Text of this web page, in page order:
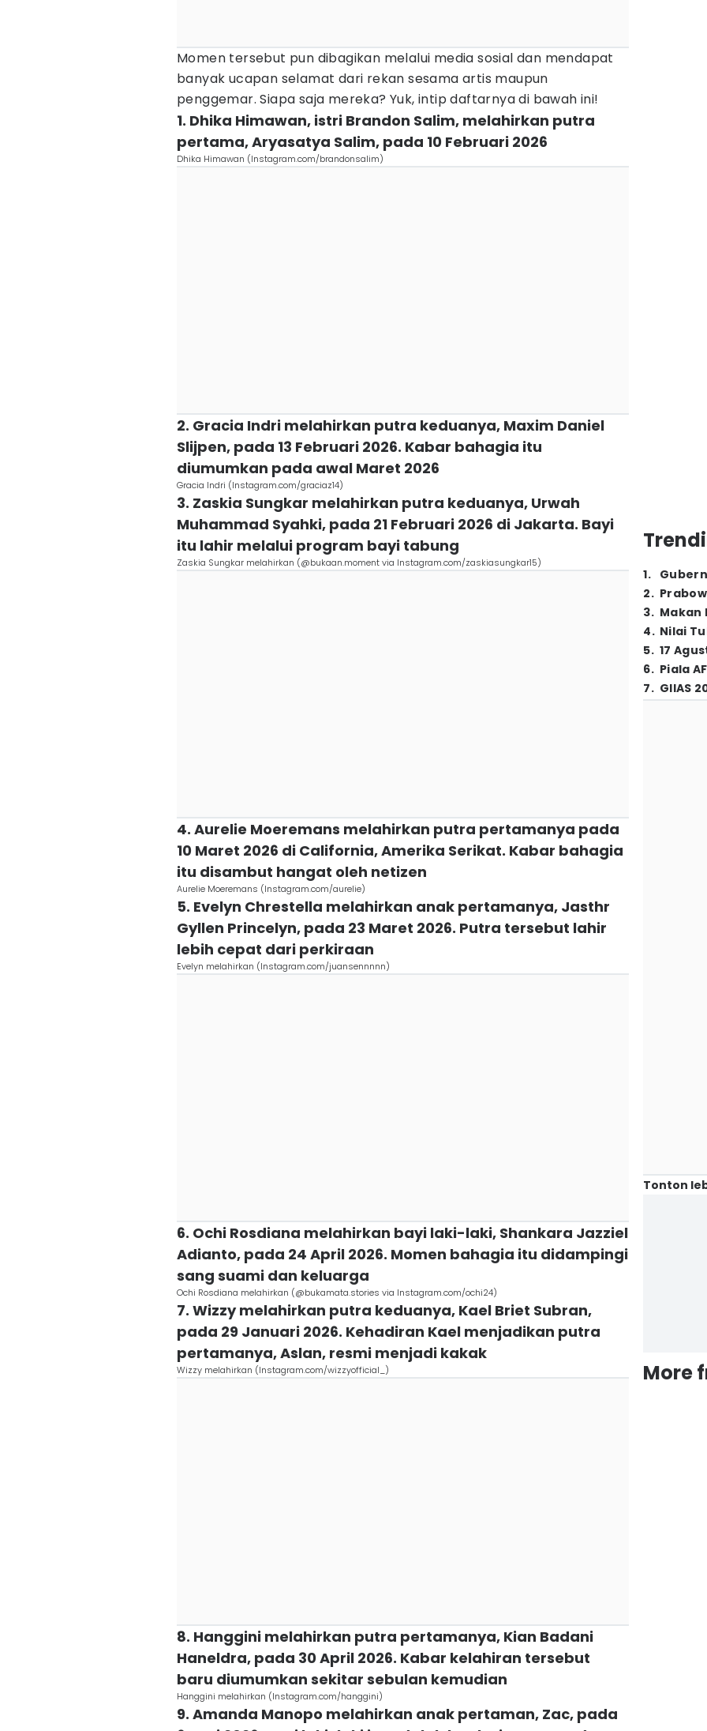
Momen tersebut pun dibagikan melalui media sosial dan mendapat
banyak ucapan selamat dari rekan sesama artis maupun
penggemar. Siapa saja mereka? Yuk, intip daftarnya di bawah ini!
1. Dhika Himawan, istri Brandon Salim, melahirkan putra
pertama, Aryasatya Salim, pada 10 Februari 2026
Dhika Himawan (Instagram.com/brandonsalim)
2. Gracia Indri melahirkan putra keduanya, Maxim Daniel
Slijpen, pada 13 Februari 2026. Kabar bahagia itu
diumumkan pada awal Maret 2026
Gracia Indri (Instagram.com/graciaz14)
3. Zaskia Sungkar melahirkan putra keduanya, Urwah
Muhammad Syahki, pada 21 Februari 2026 di Jakarta. Bayi
itu lahir melalui program bayi tabung
Zaskia Sungkar melahirkan (@bukaan.moment via Instagram.com/zaskiasungkar15)
4. Aurelie Moeremans melahirkan putra pertamanya pada
10 Maret 2026 di California, Amerika Serikat. Kabar bahagia
itu disambut hangat oleh netizen
Aurelie Moeremans (Instagram.com/aurelie)
5. Evelyn Chrestella melahirkan anak pertamanya, Jasthr
Gyllen Princelyn, pada 23 Maret 2026. Putra tersebut lahir
lebih cepat dari perkiraan
Evelyn melahirkan (Instagram.com/juansennnnn)
6. Ochi Rosdiana melahirkan bayi laki-laki, Shankara Jazziel
Adianto, pada 24 April 2026. Momen bahagia itu didampingi
sang suami dan keluarga
Ochi Rosdiana melahirkan (@bukamata.stories via Instagram.com/ochi24)
7. Wizzy melahirkan putra keduanya, Kael Briet Subran,
pada 29 Januari 2026. Kehadiran Kael menjadikan putra
pertamanya, Aslan, resmi menjadi kakak
Wizzy melahirkan (Instagram.com/wizzyofficial_)
8. Hanggini melahirkan putra pertamanya, Kian Badani
Haneldra, pada 30 April 2026. Kabar kelahiran tersebut
baru diumumkan sekitar sebulan kemudian
Hanggini melahirkan (Instagram.com/hanggini)
9. Amanda Manopo melahirkan anak pertaman, Zac, pada
1.
2.
3. Makan
4. Nilai
5. 17
6. Piala
7. GIIAS
Tonton
More